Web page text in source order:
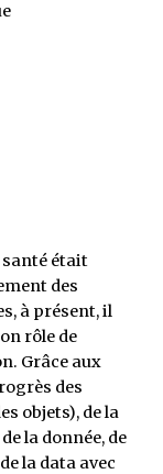
santé était
des
à présent, il
rôle de
Grâce aux
des
objets), de la
la donnée, de
la data avec